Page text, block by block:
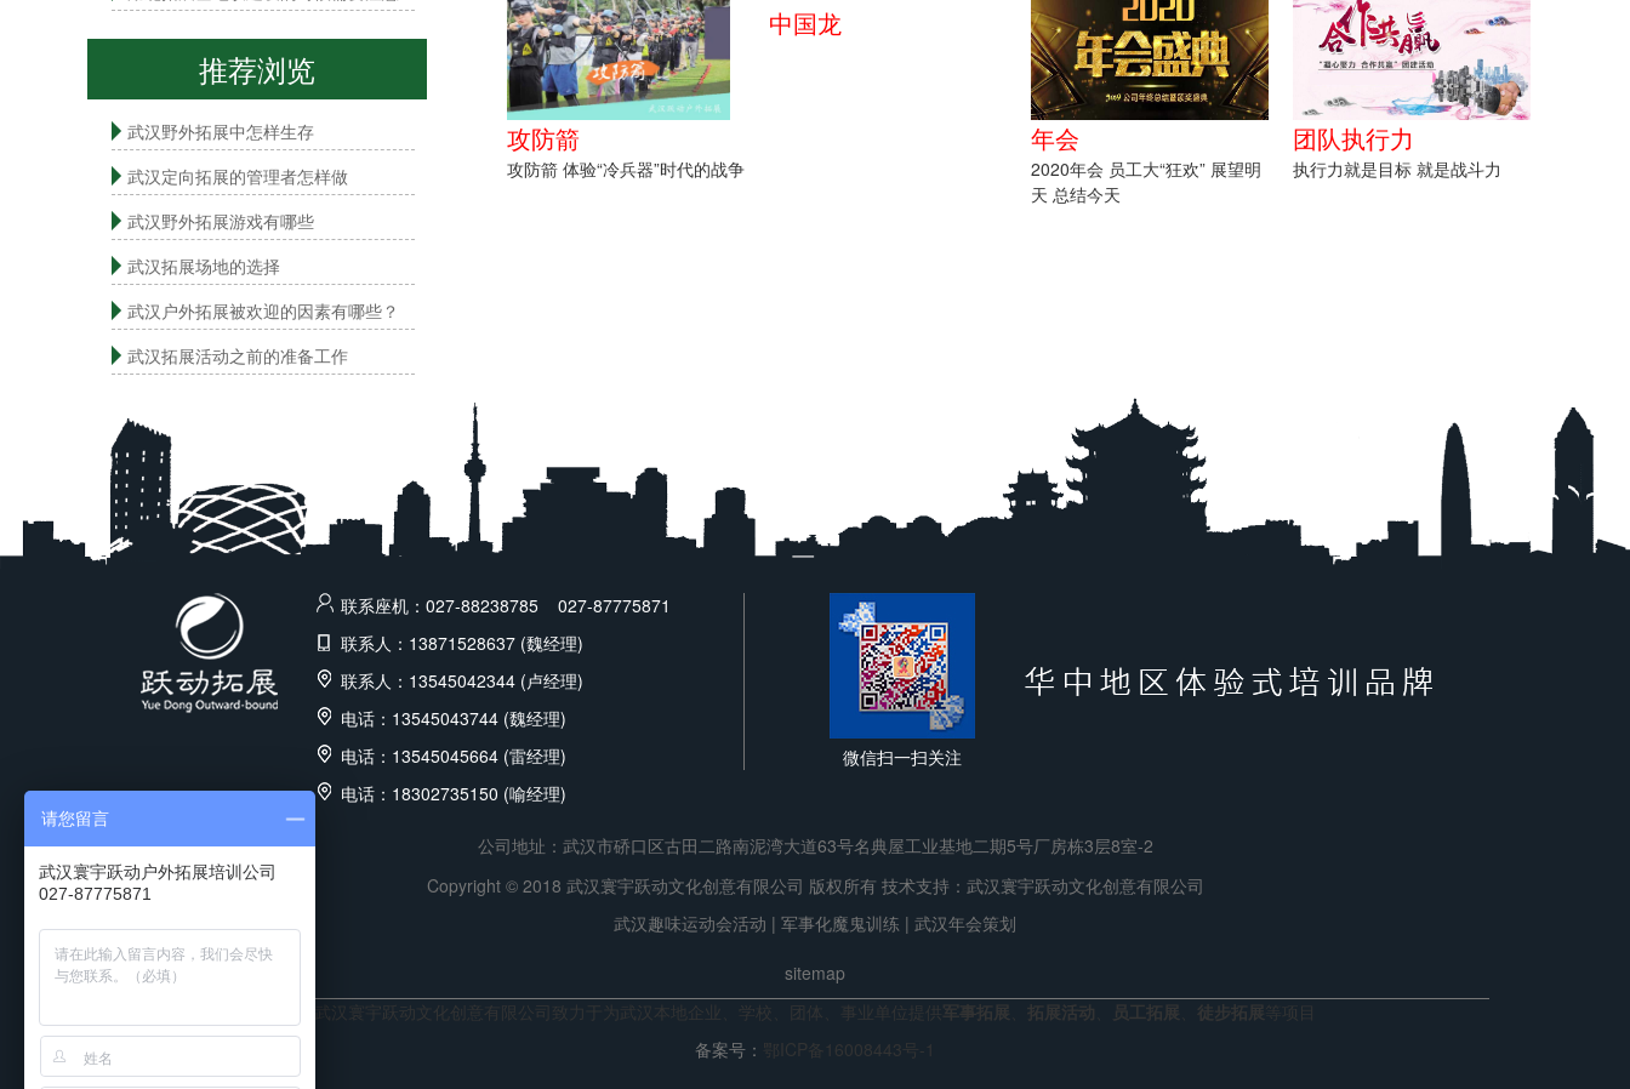
推荐浏览
武汉野外拓展中怎样生存
武汉定向拓展的管理者怎样做
武汉野外拓展游戏有哪些
武汉拓展场地的选择
武汉户外拓展被欢迎的因素有哪些？
武汉拓展活动之前的准备工作
攻防箭
攻防箭 体验“冷兵器”时代的战争
中国龙
年会
2020年会 员工大“狂欢” 展望明
天 总结今天
团队执行力
执行力就是目标 就是战斗力
联系座机：027-88238785 027-87775871
联系人：13871528637 (魏经理)
联系人：13545042344 (卢经理)
电话：13545043744 (魏经理)
电话：13545045664 (雷经理)
电话：18302735150 (喻经理)
微信扫一扫关注
公司地址：武汉市硚口区古田二路南泥湾大道63号名典屋工业基地二期5号厂房栋3层8室-2
Copyright © 2018 武汉寰宇跃动文化创意有限公司 版权所有 技术支持： 武汉寰宇跃动文化创意有限公司
武汉趣味运动会活动 | 军事化魔鬼训练 | 武汉年会策划
sitemap
武汉寰宇跃动文化创意有限公司致力于为武汉本地企业、学校、团体、事业单位提供军事拓展 拓展活动 员工拓展 徒步拓展 等项目
备案号： 鄂ICP备16008443号-1
请您留言
武汉寰宇跃动户外拓展培训公司
027-87775871